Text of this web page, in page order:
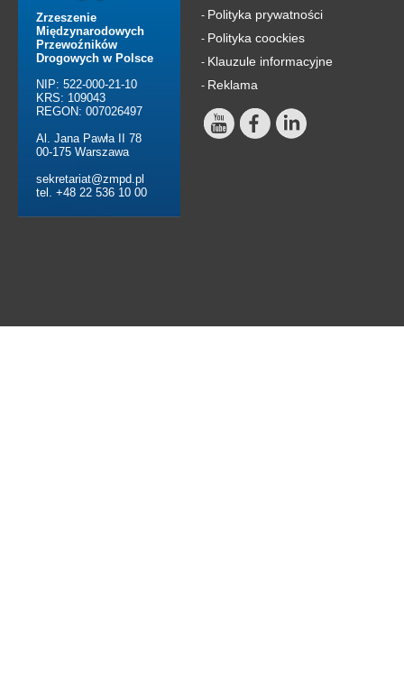
Zrzeszenie
Międzynarodowych
Przewoźników
Drogowych w Polsce
NIP: 522-000-21-10
KRS: 109043
REGON: 007026497
Al. Jana Pawła II 78
00-175 Warszawa
sekretariat@zmpd.pl
tel. +48 22 536 10 00
- Polityka prywatności
- Polityka coockies
- Klauzule informacyjne
- Reklama